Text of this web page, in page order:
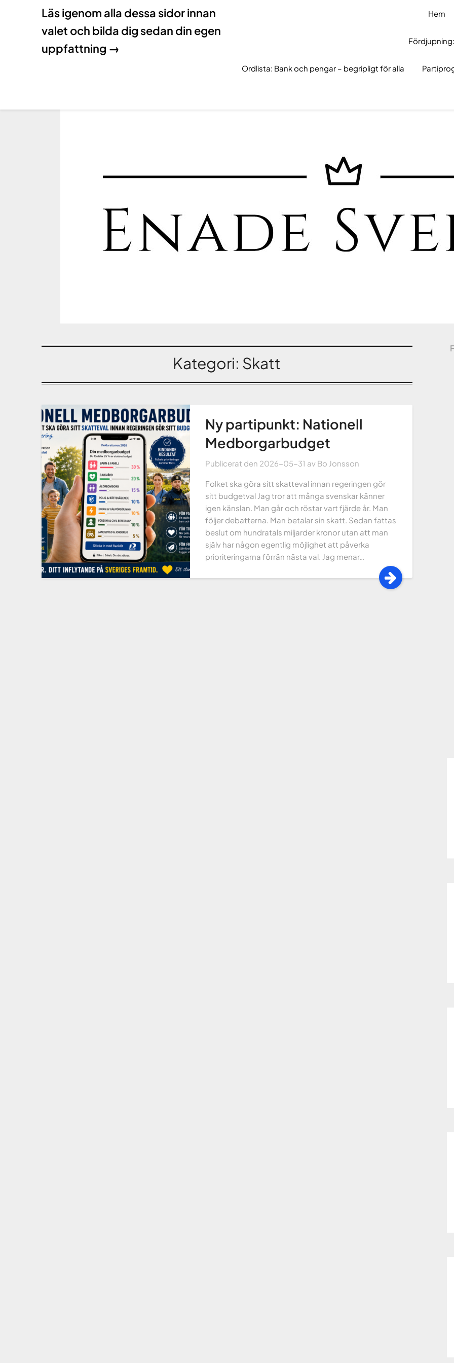
Läs igenom alla dessa sidor innan
valet och bilda dig sedan din egen
uppfattning →
Hem
Ordlista: Bank och pengar – begripligt för alla
Kategori: Skatt
Ny partipunkt: Nationell
Medborgarbudget
Publicerat den 2026-05-31 av Bo Jonsson
Folket ska göra sitt skatteval innan regeringen gör
sitt budgetval Jag tror att många svenskar känner
igen känslan. Man går och röstar vart fjärde år. Man
följer debatterna. Man betalar sin skatt. Sedan fattas
beslut om hundratals miljarder kronor utan att man
själv har någon egentlig möjlighet att påverka
prioriteringarna förrän nästa val. Jag menar…